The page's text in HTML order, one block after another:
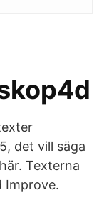
det vill säga
Texterna
Improve.